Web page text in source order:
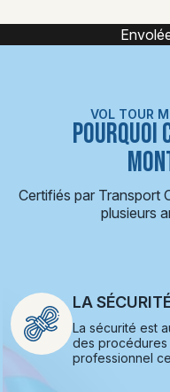
VOL TOUR
POURQUOI
Certifiés par Transport
plusieurs
LA
La sécurité est
des procédures
professionnel